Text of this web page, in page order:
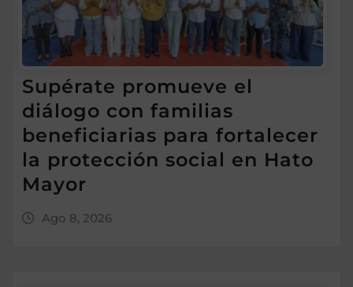
Supérate promueve el
diálogo con familias
beneficiarias para fortalecer
la protección social en Hato
Mayor
Ago 8, 2026